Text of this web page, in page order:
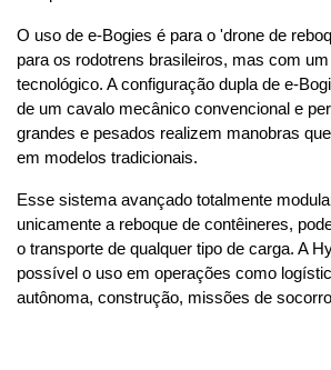
O uso de e-Bogies é para o 'drone de
para os rodotrens brasileiros, mas com um
tecnológico. A configuração dupla de e-
de um cavalo mecânico convencional e
grandes e pesados realizem manobras
em modelos tradicionais.
Esse sistema avançado totalmente
unicamente a reboque de contêineres,
o transporte de qualquer tipo de carga. A
possível o uso em operações como
autônoma, construção, missões de